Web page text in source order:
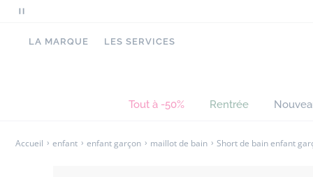
Mettre
pause
LA MARQUE LES SERVICES
Tout à -50% Rentrée
Accueil enfant enfant garçon maillot de bain Short de bain enfant
- Taille élastiquée